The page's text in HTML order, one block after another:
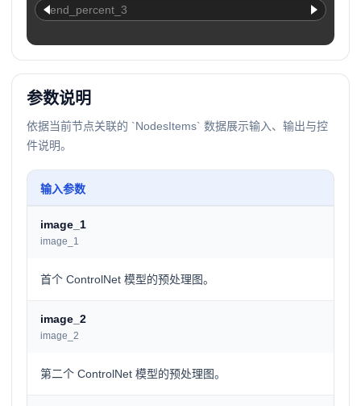
end_percent_3
参数说明
依据当前节点关联的 `NodesItems` 数据展示输入、输出与控
件说明。
输入参数
image_1
image_1
首个 ControlNet 模型的预处理图。
image_2
image_2
第二个 ControlNet 模型的预处理图。